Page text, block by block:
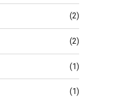
(2)
(2)
(1)
(1)